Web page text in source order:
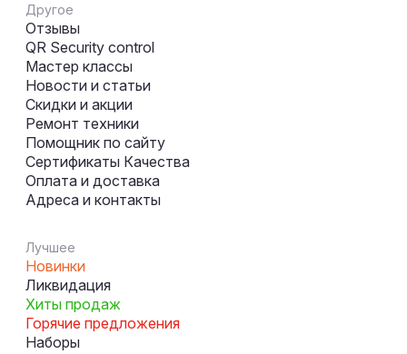
Другое
Отзывы
QR Security control
Мастер классы
Новости и статьи
Скидки и акции
Ремонт техники
Помощник по сайту
Сертификаты Качества
Оплата и доставка
Адреса и контакты
Лучшее
Новинки
Ликвидация
Хиты продаж
Горячие предложения
Наборы